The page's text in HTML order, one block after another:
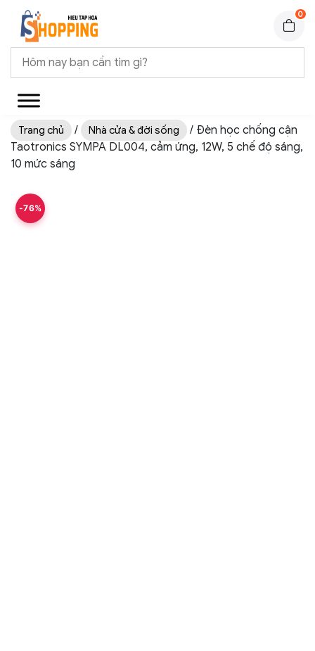
0
Trang chủ / Nhà cửa & đời sống
/ Đèn học chống cận
Taotronics SYMPA DL004, cảm ứng, 12W, 5 chế độ sáng,
10 mức sáng
-76%